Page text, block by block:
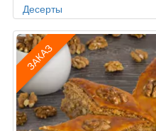
Десерты
ЗАКАЗ